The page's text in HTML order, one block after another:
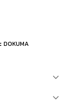
DOKUMA